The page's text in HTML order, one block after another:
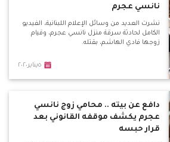
نانسي عجرم
نشرت العديد من وسائل الإعلام اللبنانية، الفيديو
الكامل لحادثة سرقة منزل نانسي عجرم، وقيام
زوجها فادي الهاشم، بقتله.
٥يناير٢٠٢٠
دافع عن بيته .. محامي زوج نانسي
عجرم يكشف موقفه القانوني بعد
قرار حبسه